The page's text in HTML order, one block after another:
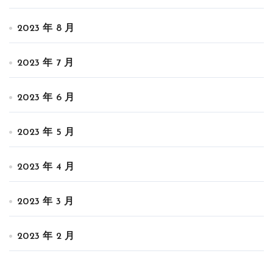
2023 年 8 月
2023 年 7 月
2023 年 6 月
2023 年 5 月
2023 年 4 月
2023 年 3 月
2023 年 2 月